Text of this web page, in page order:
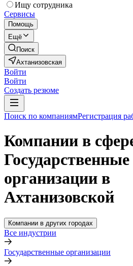
Ищу сотрудника
Сервисы
Помощь
Ещё
Поиск
Ахтанизовская
Войти
Войти
Создать резюме
Поиск по компаниямРегистрация
Компании в
Государственные
организации в
Ахтанизовской
Компании в других городах
Все индустрии
Государственные организации